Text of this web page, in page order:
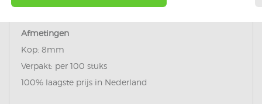
Afmetingen
Kop: 8mm
Verpakt: per 100 stuks
100% laagste prijs in Nederland